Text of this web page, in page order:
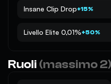
Insane Clip Drop+15%
Livello Elite 0,01%+50%
Ruoli (massimo 2)